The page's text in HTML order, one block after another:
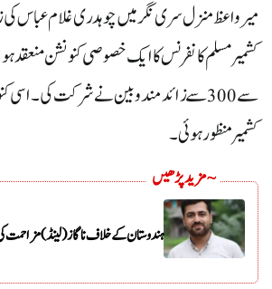
میر واعظ منزل سری نگر میں چوہدری غلام
کشمیر مسلم کانفرنس کا ایک خصوصی کنونشن
سے 300 سے زائد مندوبین نے شرکت کی۔ اسی
کشمیر منظور ہوئی۔
~ مزید پڑھیں
ہندوستان کے خلاف ناگاز (لینڈ) مزاحمت